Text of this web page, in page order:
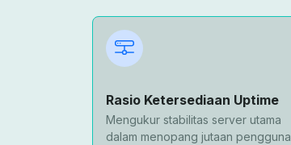
Rasio Ketersediaan Uptime
Mengukur stabilitas server utama
dalam menopang jutaan pengguna